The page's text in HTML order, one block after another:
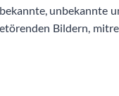
Bildern,